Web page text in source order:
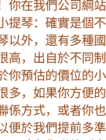
你在我們公司綱
提琴：確實是個
以外，還有多種
高，出自於不同
你預估的價位的
多，如果你方便
係方式，或者你
便於我們提前多